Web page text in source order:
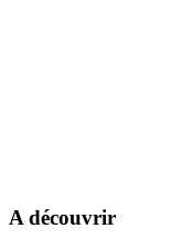
A découvrir